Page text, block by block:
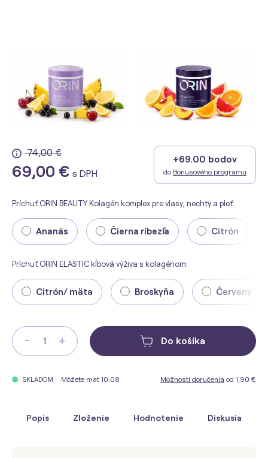
74,00 €
69,00 € s DPH
+69.00 bodov
do Bonusového programu
Príchuť ORIN BEAUTY Kolagén komplex pre vlasy, nechty a pleť:
Ananás Čierna ríbezľa Citrón
Príchuť ORIN ELASTIC kĺbová výživa s kolagénom:
Citrón/ mäta Broskyňa Červený
- + Do košíka
SKLADOM Môžete mať 10.08 Možnosti doručenia od 1,90 €
Popis Zloženie Hodnotenie Diskusia